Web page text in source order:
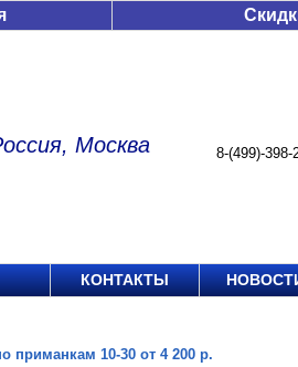
Москва 8-(499)-398-
КОНТАКТЫ
приманкам 10-30 от 4 200 р.